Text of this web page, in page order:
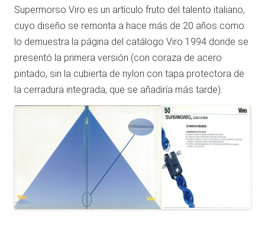
Supermorso Viro es un artículo fruto del talento italiano,
cuyo diseño se remonta a hace más de 20 años como
lo demuestra la página del catálogo Viro 1994 donde se
presentó la primera versión (con coraza de acero
pintado, sin la cubierta de nylon con tapa protectora de
la cerradura integrada, que se añadiría más tarde).